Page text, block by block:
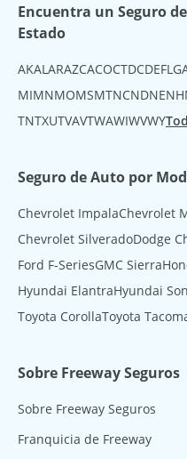
Encuentra un Seguro
Estado
AKAL ARAZCACOCTDCDEFL
MIMNMOMSMTNCNDNENH
TNTXUTVAVTWAWIWVWY
Seguro de Auto por
Chevrolet ImpalaChevrolet
Chevrolet SilveradoDodge
Ford F-SeriesGMC Sierra
Hyundai ElantraHyundai
Toyota CorollaToyota
Sobre Freeway Seguros
Sobre Freeway Seguros
Franquicia de Freeway